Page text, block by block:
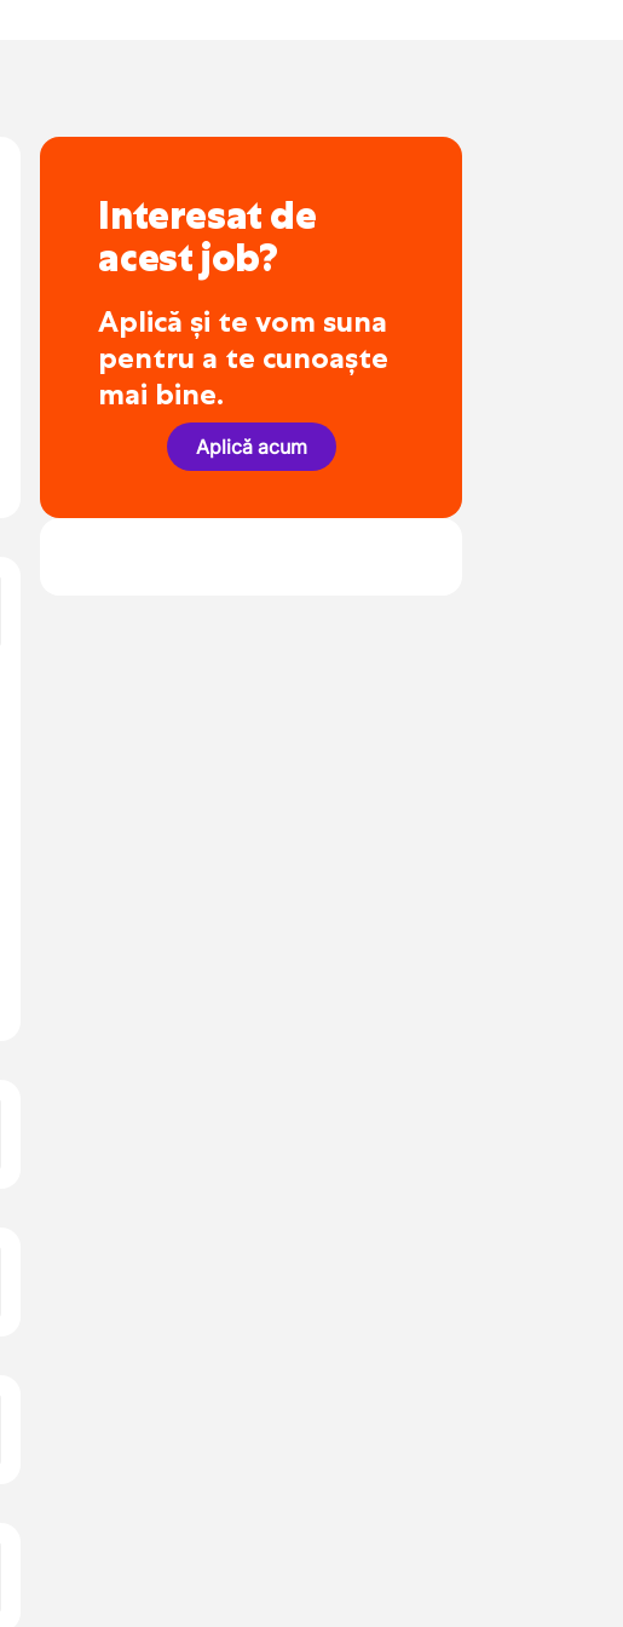
Interesat de
acest job?
Aplică și te vom suna
pentru a te cunoaște
mai bine.
Aplică acum